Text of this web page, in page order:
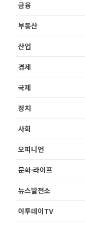
금융
부동산
산업
경제
국제
정치
사회
오피니언
문화·라이프
뉴스발전소
이투데이TV